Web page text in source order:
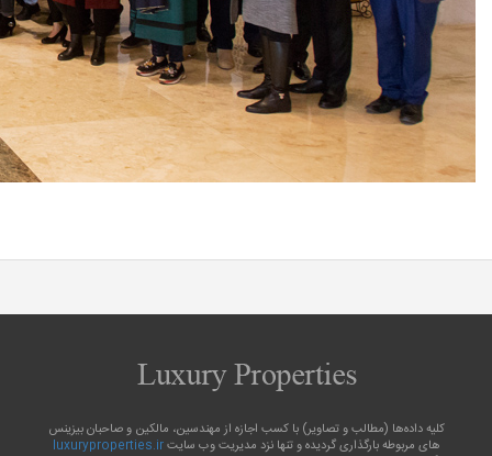
کلیه داده‌ها (مطالب و تصاویر) با کسب اجازه از مهندسین، مالکین و صاحبان بیزینس
های مربوطه بارگذاری گردیده و تنها نزد مدیریت وب سایتluxuryproperties.ir